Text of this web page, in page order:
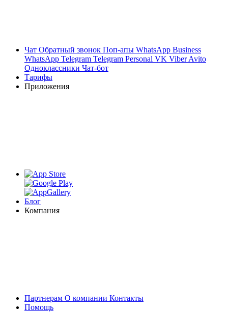
Чат Обратный звонок Поп-апы WhatsApp Business
WhatsApp Telegram Telegram Personal VK ViberAvito
Одноклассники Чат-бот
Тарифы
Приложения
Блог
Компания
Партнерам О компании Контакты
Помощь